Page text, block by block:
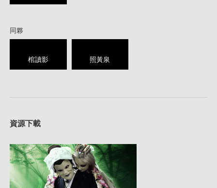
同夥
棺讀影 照黃泉
資源下載